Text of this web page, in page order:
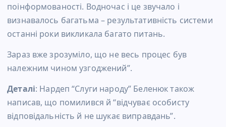
поінформованості. Водночас і це звучало і
визнавалось багатьма – результативність системи
останні роки викликала багато питань.
Зараз вже зрозуміло, що не весь процес був
належним чином узгоджений”.
Деталі: Нардеп “Слуги народу” Беленюк також
написав, що помилився й “відчуває особисту
відповідальність й не шукає виправдань”.